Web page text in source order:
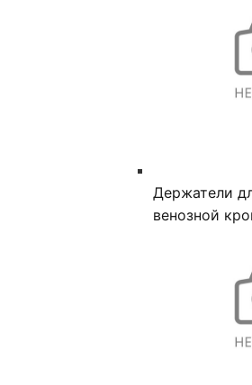
Держатели
венозной